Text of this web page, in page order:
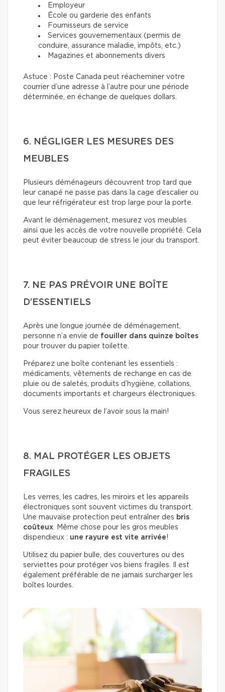
Employeur
École ou garderie des enfants
Fournisseurs de service
Services gouvernementaux (permis de
conduire, assurance maladie, impôts, etc.)
Magazines et abonnements divers
Astuce : Poste Canada peut réacheminer votre
courrier d’une adresse à l’autre pour une période
déterminée, en échange de quelques dollars.
6. NÉGLIGER LES MESURES DES
MEUBLES
Plusieurs déménageurs découvrent trop tard que
leur canapé ne passe pas dans la cage d’escalier ou
que leur réfrigérateur est trop large pour la porte.
Avant le déménagement, mesurez vos meubles
ainsi que les accès de votre nouvelle propriété. Cela
peut éviter beaucoup de stress le jour du transport.
7. NE PAS PRÉVOIR UNE BOÎTE
D’ESSENTIELS
Après une longue journée de déménagement,
personne n’a envie de fouiller dans quinze boîtes
pour trouver du papier toilette.
Préparez une boîte contenant les essentiels :
médicaments, vêtements de rechange en cas de
pluie ou de saletés, produits d’hygiène, collations,
documents importants et chargeurs électroniques.
Vous serez heureux de l’avoir sous la main!
8. MAL PROTÉGER LES OBJETS
FRAGILES
Les verres, les cadres, les miroirs et les appareils
électroniques sont souvent victimes du transport.
Une mauvaise protection peut entraîner des bris
coûteux. Même chose pour les gros meubles
dispendieux : une rayure est vite arrivée!
Utilisez du papier bulle, des couvertures ou des
serviettes pour protéger vos biens fragiles. Il est
également préférable de ne jamais surcharger les
boîtes lourdes.